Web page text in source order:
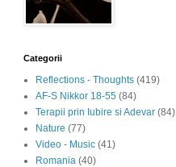
Categorii
Reflections - Thoughts (419)
AF-S Nikkor 18-55 (84)
Terapii prin Iubire si Adevar (84)
Nature (77)
Video - Music (41)
Romania (40)